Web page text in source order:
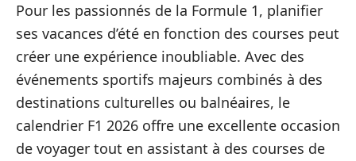
Pour les passionnés de la Formule 1, planifier
ses vacances d’été en fonction des courses peut
créer une expérience inoubliable. Avec des
événements sportifs majeurs combinés à des
destinations culturelles ou balnéaires, le
calendrier F1 2026 offre une excellente occasion
de voyager tout en assistant à des courses de